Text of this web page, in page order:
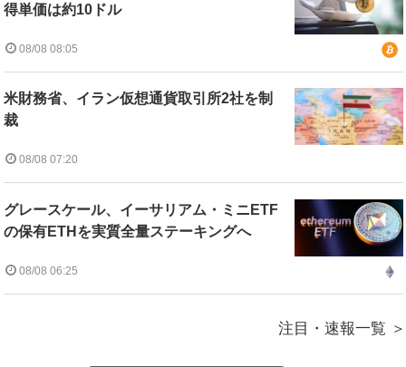
得単価は約10ドル
08/08 08:05
米財務省、イラン仮想通貨取引所2社を制
裁
08/08 07:20
グレースケール、イーサリアム・ミニETF
の保有ETHを実質全量ステーキングへ
08/08 06:25
注目・速報一覧